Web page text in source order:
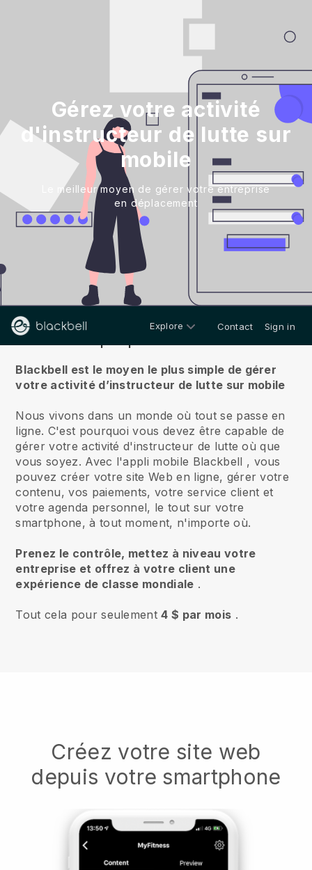
Gérez votre activité
d'instructeur de lutte sur
mobile
Le meilleur moyen de gérer votre entreprise
en déplacement
Explore Contact Sign in
Blackbell est le moyen le plus simple de gérer
votre activité d’instructeur de lutte sur mobile
Nous vivons dans un monde où tout se passe en
ligne. C'est pourquoi vous devez être capable de
gérer votre activité d'instructeur de lutte où que
vous soyez. Avec l'appli mobile Blackbell , vous
pouvez créer votre site Web en ligne, gérer votre
contenu, vos paiements, votre service client et
votre agenda personnel, le tout sur votre
smartphone, à tout moment, n'importe où.
Prenez le contrôle, mettez à niveau votre
entreprise et offrez à votre client une
expérience de classe mondiale .
Tout cela pour seulement4 $ par mois .
Créez votre site web
depuis votre smartphone